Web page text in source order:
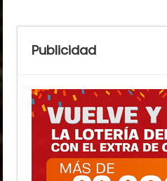
Publicidad